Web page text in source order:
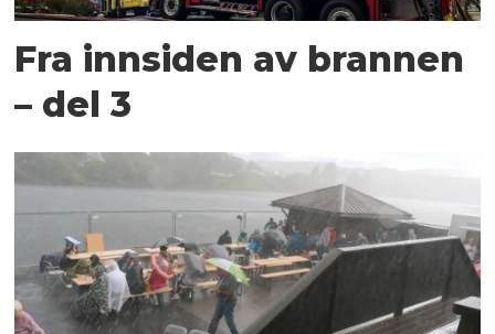
Fra innsiden av brannen
– del 3